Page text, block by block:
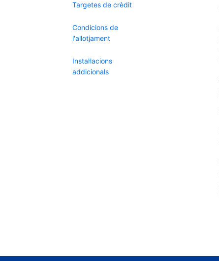
Targetes de crèdit
Condicions de
l'allotjament
Instal·lacions
addicionals